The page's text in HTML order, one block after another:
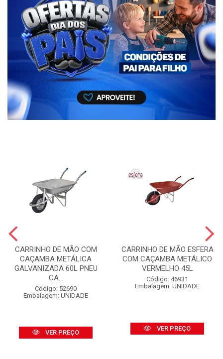
CARRINHO DE MÃO COM
CAÇAMBA METÁLICA
GALVANIZADA 60L PNEU
CA...
Código: 52690
Embalagem: UNIDADE
VER PREÇO
CARRINHO DE MÃO ESFERA
COM CAÇAMBA METÁLICO
VERMELHO 45L
Código: 46931
Embalagem: UNIDADE
VER PREÇO